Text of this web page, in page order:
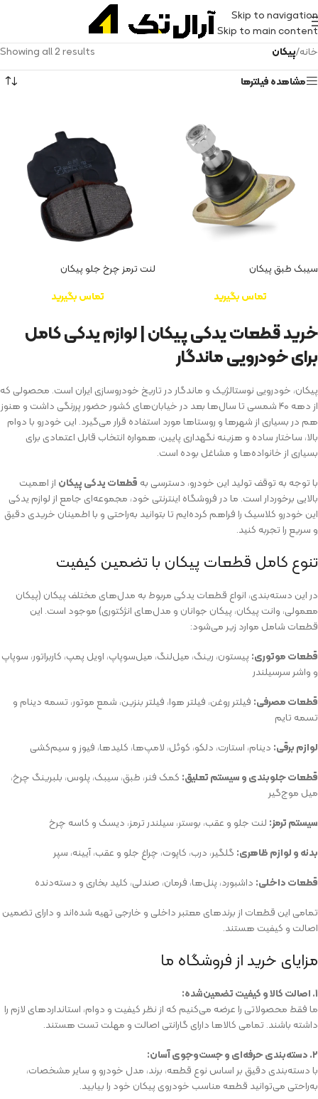
Skip to navigation
Skip to main content
خانه/پیکان
Showing all 2 results
مشاهده فیلترها
سیبک طبق پیکان
تماس بگیرید
لنت ترمز چرخ جلو پیکان
تماس بگیرید
خرید قطعات یدکی پیکان | لوازم یدکی کامل
برای خودرویی ماندگار
پیکان، خودرویی نوستالژیک و ماندگار در تاریخ خودروسازی ایران است. محصولی که
از دهه‌ ۴۰ شمسی تا سال‌ها بعد در خیابان‌های کشور حضور پررنگی داشت و هنوز
هم در بسیاری از شهرها و روستاها مورد استفاده قرار می‌گیرد. این خودرو با دوام
بالا، ساختار ساده و هزینه نگهداری پایین، همواره انتخاب قابل اعتمادی برای
بسیاری از خانواده‌ها و مشاغل بوده است.
با توجه به توقف تولید این خودرو، دسترسی به قطعات یدکی پیکان از اهمیت
بالایی برخوردار است. ما در فروشگاه اینترنتی خود، مجموعه‌ای جامع از لوازم یدکی
این خودرو کلاسیک را فراهم کرده‌ایم تا بتوانید به‌راحتی و با اطمینان خریدی دقیق
و سریع را تجربه کنید.
تنوع کامل قطعات پیکان با تضمین کیفیت
در این دسته‌بندی، انواع قطعات یدکی مربوط به مدل‌های مختلف پیکان (پیکان
معمولی، وانت پیکان، پیکان جوانان و مدل‌های انژکتوری) موجود است. این
قطعات شامل موارد زیر می‌شود:
قطعات موتوری: پیستون، رینگ، میل‌لنگ، میل‌سوپاپ، اویل پمپ، کاربراتور، سوپاپ
و واشر سرسیلندر
قطعات مصرفی: فیلتر روغن، فیلتر هوا، فیلتر بنزین، شمع موتور، تسمه دینام و
تسمه تایم
لوازم برقی: دینام، استارت، دلکو، کوئل، لامپ‌ها، کلیدها، فیوز و سیم‌کشی
قطعات جلوبندی و سیستم تعلیق: کمک فنر، طبق، سیبک، پلوس، بلبرینگ چرخ،
میل موج‌گیر
سیستم ترمز: لنت جلو و عقب، بوستر، سیلندر ترمز، دیسک و کاسه چرخ
بدنه و لوازم ظاهری: گلگیر، درب، کاپوت، چراغ جلو و عقب، آیینه، سپر
قطعات داخلی: داشبورد، پنل‌ها، فرمان، صندلی، کلید بخاری و دسته‌دنده
تمامی این قطعات از برندهای معتبر داخلی و خارجی تهیه شده‌اند و دارای تضمین
اصالت و کیفیت هستند.
مزایای خرید از فروشگاه ما
۱. اصالت کالا و کیفیت تضمین‌شده:
ما فقط محصولاتی را عرضه می‌کنیم که از نظر کیفیت و دوام، استانداردهای لازم را
داشته باشند. تمامی کالاها دارای گارانتی اصالت و مهلت تست هستند.
۲. دسته‌بندی حرفه‌ای و جست‌وجوی آسان:
با دسته‌بندی دقیق بر اساس نوع قطعه، برند، مدل خودرو و سایر مشخصات،
به‌راحتی می‌توانید قطعه مناسب خودروی پیکان خود را بیابید.